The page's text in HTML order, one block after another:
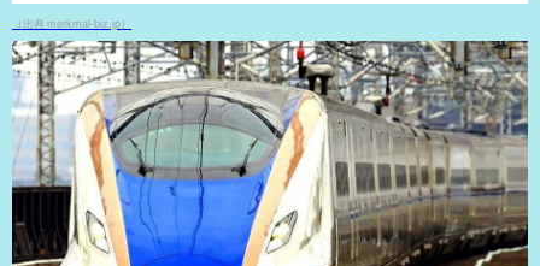
（出典 merkmal-biz.jp）